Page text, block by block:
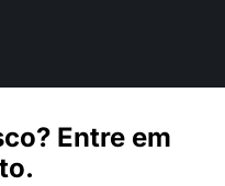
Entre em